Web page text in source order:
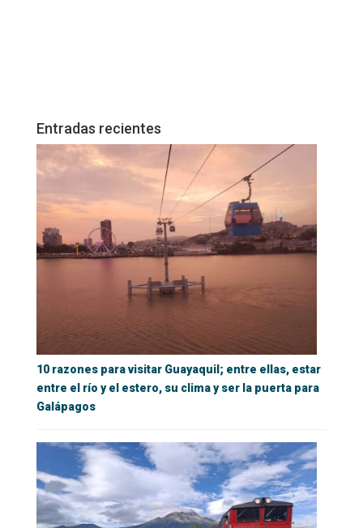
Entradas recientes
10 razones para visitar Guayaquil; entre ellas, estar
entre el río y el estero, su clima y ser la puerta para
Galápagos